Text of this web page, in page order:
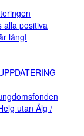
alla positiva
långt
utan Älg /